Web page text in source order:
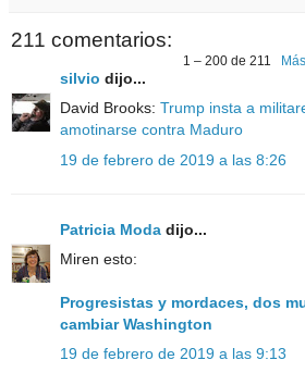
211 comentarios:
1 – 200 de 211
silvio dijo...
David Brooks: Trump insta a
amotinarse contra Maduro
19 de febrero de 2019 a las 8:26
Patricia Moda dijo...
Miren esto:
Progresistas y mordaces, dos
cambiar Washington
19 de febrero de 2019 a las 9:13